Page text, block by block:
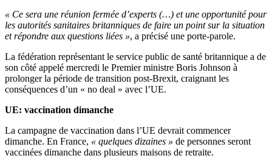
« Ce sera une réunion fermée d’experts (…) et une opportunité pour
les autorités sanitaires britanniques de faire un point sur la situation
et répondre aux questions liées », a précisé une porte-parole.
La fédération représentant le service public de santé britannique a de
son côté appelé mercredi le Premier ministre Boris Johnson à
prolonger la période de transition post-Brexit, craignant les
conséquences d’un « no deal » avec l’UE.
UE: vaccination dimanche
La campagne de vaccination dans l’UE devrait commencer
dimanche. En France, « quelques dizaines » de personnes seront
vaccinées dimanche dans plusieurs maisons de retraite.